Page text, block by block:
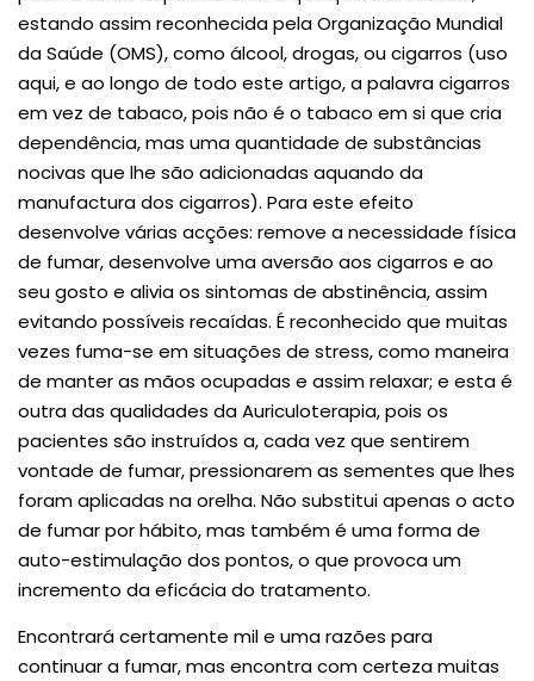
estando assim reconhecida pela Organização Mundial
da Saúde (OMS), como álcool, drogas, ou cigarros (uso
aqui, e ao longo de todo este artigo, a palavra cigarros
em vez de tabaco, pois não é o tabaco em si que cria
dependência, mas uma quantidade de substâncias
nocivas que lhe são adicionadas aquando da
manufactura dos cigarros). Para este efeito
desenvolve várias acções: remove a necessidade física
de fumar, desenvolve uma aversão aos cigarros e ao
seu gosto e alivia os sintomas de abstinência, assim
evitando possíveis recaídas. É reconhecido que muitas
vezes fuma-se em situações de stress, como maneira
de manter as mãos ocupadas e assim relaxar; e esta é
outra das qualidades da Auriculoterapia, pois os
pacientes são instruídos a, cada vez que sentirem
vontade de fumar, pressionarem as sementes que lhes
foram aplicadas na orelha. Não substitui apenas o acto
de fumar por hábito, mas também é uma forma de
auto-estimulação dos pontos, o que provoca um
incremento da eficácia do tratamento.
Encontrará certamente mil e uma razões para
continuar a fumar, mas encontra com certeza muitas